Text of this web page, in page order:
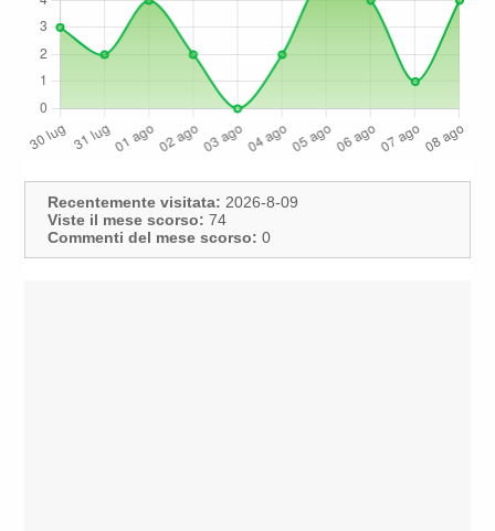
Recentemente visitata: 2026-8-09
Viste il mese scorso: 74
Commenti del mese scorso: 0